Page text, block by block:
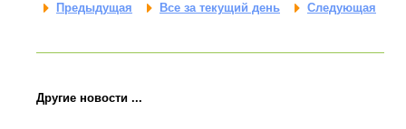
Предыдущая Все за текущий день Следующая
Другие новости ...